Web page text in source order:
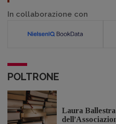
In collaborazione con
POLTRONE
Laura